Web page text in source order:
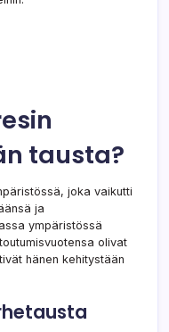
tausta?
joka vaikutti
ja
ympäristössä
olivat
hänen kehitystään